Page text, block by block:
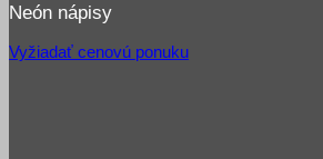
Neón nápisy
Vyžiadať cenovú ponuku